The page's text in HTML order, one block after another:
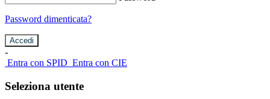
Password dimenticata?
-
Entra con SPID Entra con CIE
Seleziona utente